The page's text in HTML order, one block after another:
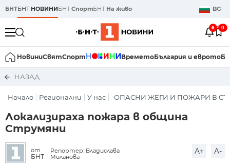
БНТБНТ НОВИНИБНТСпортБНТ На живо BG
6 0
НовиниСвятСпорт ВреметоБългария и еврото
НАЗАД
Начало Регионални У нас ОПАСНИ ЖЕГИ И ПОЖАРИ В
Локализираха пожара в община
Струмяни
от
БНТ
Репортер: Владислава
Миланова
A+ A-